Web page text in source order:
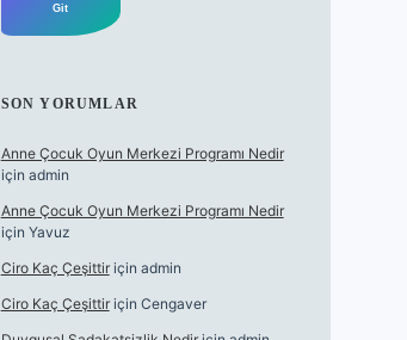
SON YORUMLAR
Anne Çocuk Oyun Merkezi Programı Nedir
için admin
Anne Çocuk Oyun Merkezi Programı Nedir
için Yavuz
Ciro Kaç Çeşittiriçin admin
Ciro Kaç Çeşittiriçin Cengaver